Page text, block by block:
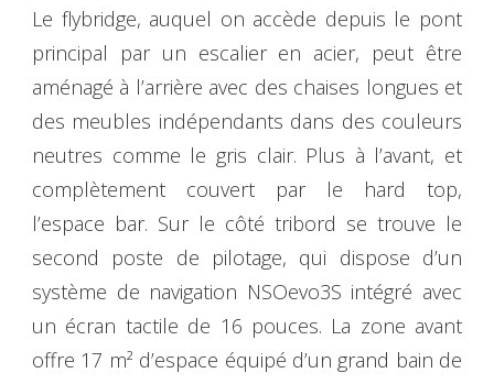
Le flybridge, auquel on accède depuis le pont
principal par un escalier en acier, peut être
aménagé à l’arrière avec des chaises longues et
des meubles indépendants dans des couleurs
neutres comme le gris clair. Plus à l’avant, et
complètement couvert par le hard top,
l’espace bar. Sur le côté tribord se trouve le
second poste de pilotage, qui dispose d’un
système de navigation NSOevo3S intégré avec
un écran tactile de 16 pouces. La zone avant
offre 17 m² d’espace équipé d’un grand bain de